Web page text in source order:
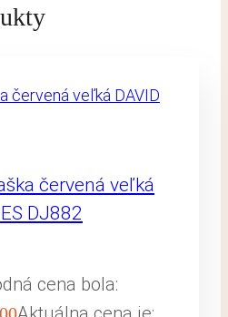
červená veľká
DJ882
cena bola: